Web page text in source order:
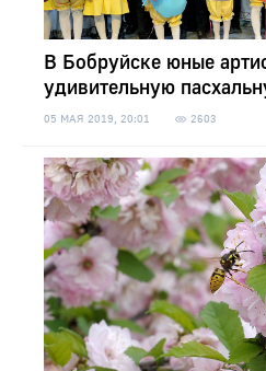
В Бобруйске юные
удивительную
05 МАЯ 2019, 20:01 2603